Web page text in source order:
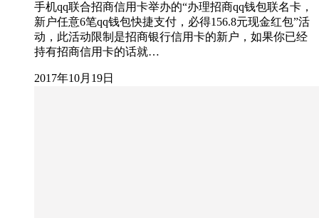
手机qq联合招商信用卡举办的“办理招商qq钱包联名卡，
新户任意6笔qq钱包快捷支付，必得156.8元现金红包”活
动，此活动限制是招商银行信用卡的新户，如果你已经
持有招商信用卡的话就…
2017年10月19日